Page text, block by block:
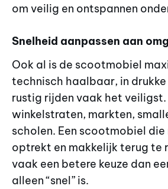
om veilig en ontspannen
Snelheid aanpassen aan
Ook al is de scootmobiel
technisch haalbaar, in
rustig rijden vaak het veiligst.
winkelstraten, markten,
scholen. Een scootmobiel
optrekt en makkelijk terug te
vaak een betere keuze dan
alleen “snel” is.